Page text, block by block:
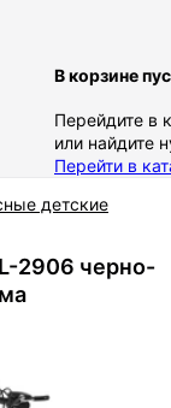
В корзине
Перейдите в
или найдите
Перейти в
детские
2906 черно-